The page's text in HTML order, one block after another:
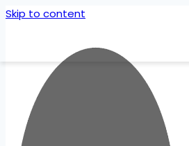
Skip to content